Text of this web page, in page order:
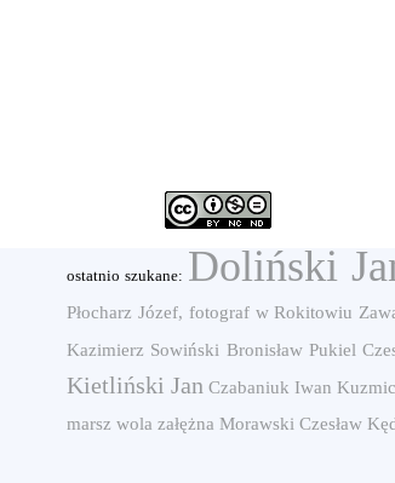
ostatnio szukane: Doliński
Płocharz Józef, fotograf w Rokitowiu
Kazimierz Sowiński Bronisław Pukiel
Kietliński Jan Czabaniuk Iwan
marsz wola załężna Morawski Czesław